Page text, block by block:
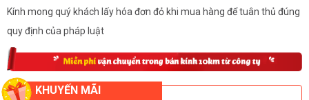
Kính mong quý khách lấy hóa đơn đỏ khi mua hàng để tuân thủ đúng
quy định của pháp luật
KHUYẾN MÃI